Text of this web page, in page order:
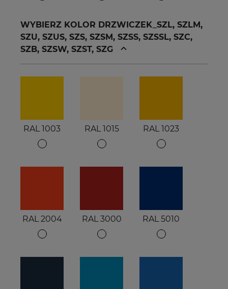
WYBIERZ KOLOR DRZWICZEK_SZL, SZLM,
SZU, SZUS, SZS, SZSM, SZSS, SZSSL, SZC,
SZB, SZSW, SZST, SZG
RAL 1003 RAL 1015 RAL 1023
RAL 2004 RAL 3000 RAL 5010